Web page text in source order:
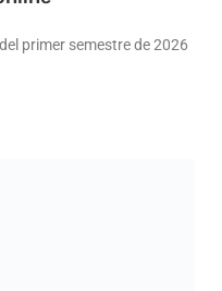
primer semestre de 2026